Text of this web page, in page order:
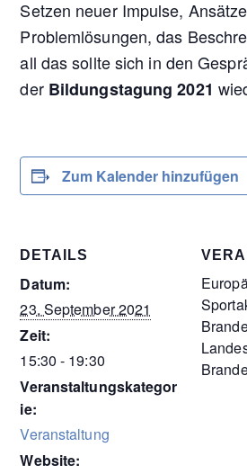
Setzen neuer Impulse,
Problemlösungen, das
all das sollte sich in den
der Bildungstagung 2021
Zum Kalender hinzufügen
DETAILS
Datum:
23. September 2021
Zeit:
15:30 - 19:30
Veranstaltungskategor
ie:
Veranstaltung
Website: